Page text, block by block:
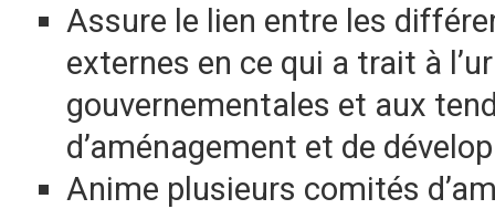
Assure le lien entre les
externes en ce qui a trait à
gouvernementales et aux
d’aménagement et de
Anime plusieurs comités